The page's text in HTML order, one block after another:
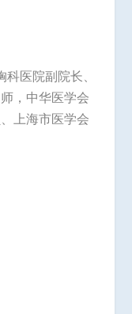
医院副院长、
，中华医学会
上海市医学会